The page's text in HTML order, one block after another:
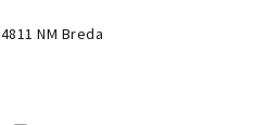
4811 NM Breda